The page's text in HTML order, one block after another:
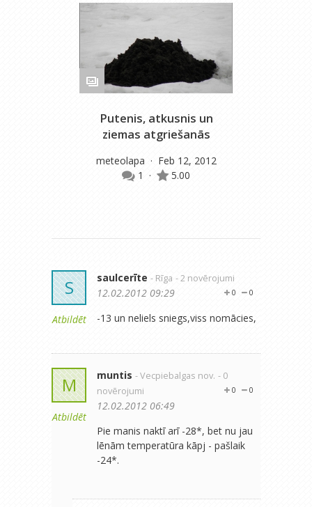
Putenis, atkusnis un
ziemas atgriešanās
meteolapa · Feb 12, 2012
1 · 5.00
S
Atbildēt
saulcerīte - Rīga - 2 novērojumi
0
0
12.02.2012 09:29
-13 un neliels sniegs,viss nomācies,
M
Atbildēt
muntis - Vecpiebalgas nov. - 0
novērojumi
0
0
12.02.2012 06:49
Pie manis naktī arī -28*, bet nu jau
lēnām temperatūra kāpj - pašlaik
-24*.